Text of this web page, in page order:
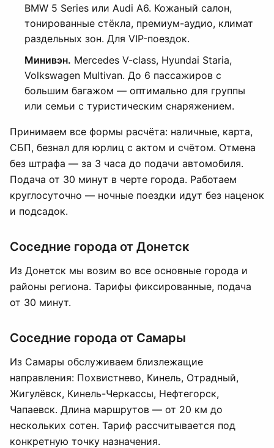
BMW 5 Series или Audi A6. Кожаный салон,
тонированные стёкла, премиум-аудио, климат
раздельных зон. Для VIP-поездок.
Минивэн. Mercedes V-class, Hyundai Staria,
Volkswagen Multivan. До 6 пассажиров с
большим багажом — оптимально для группы
или семьи с туристическим снаряжением.
Принимаем все формы расчёта: наличные, карта,
СБП, безнал для юрлиц с актом и счётом. Отмена
без штрафа — за 3 часа до подачи автомобиля.
Подача от 30 минут в черте города. Работаем
круглосуточно — ночные поездки идут без наценок
и подсадок.
Соседние города от Донетск
Из Донетск мы возим во все основные города и
районы региона. Тарифы фиксированные, подача
от 30 минут.
Соседние города от Самары
Из Самары обслуживаем близлежащие
направления: Похвистнево, Кинель, Отрадный,
Жигулёвск, Кинель-Черкассы, Нефтегорск,
Чапаевск. Длина маршрутов — от 20 км до
нескольких сотен. Тариф рассчитывается под
конкретную точку назначения.